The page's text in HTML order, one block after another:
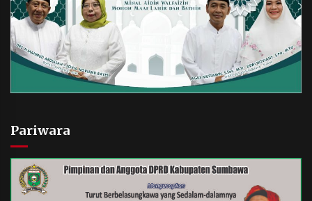
Pariwara